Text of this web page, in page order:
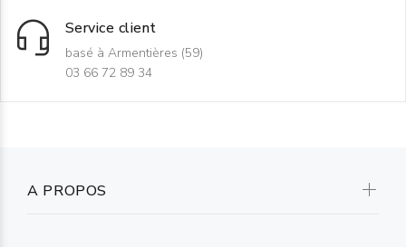
Service client
basé à Armentières (59)
03 66 72 89 34
A PROPOS